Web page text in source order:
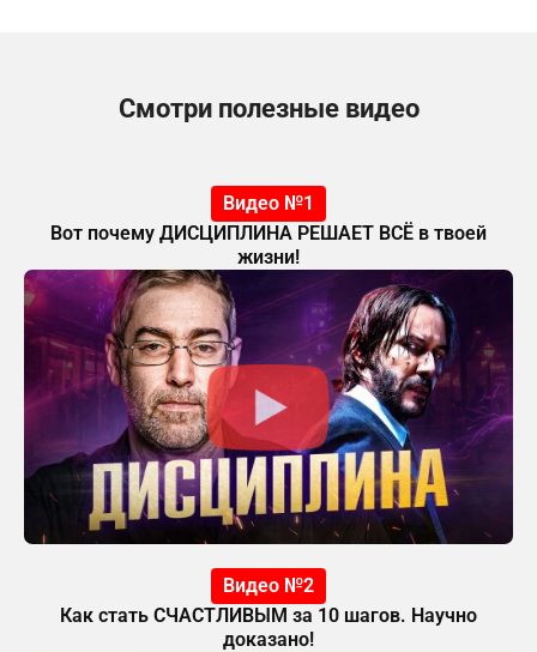
Смотри полезные видео
Видео №1
Вот почему ДИСЦИПЛИНА РЕШАЕТ ВСЁ в твоей
жизни!
Видео №2
Как стать СЧАСТЛИВЫМ за 10 шагов. Научно
доказано!